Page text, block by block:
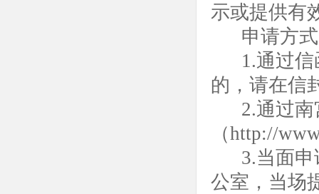
示或提供有
申请方
1.通过
的，请在信
2.通过
（http://
3.当面
公室，当场